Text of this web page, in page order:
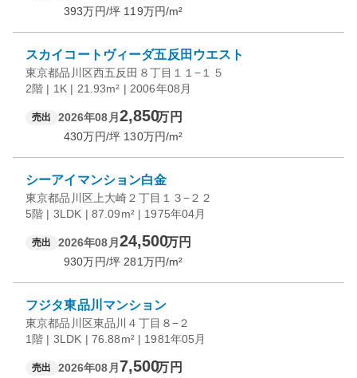
393万円/坪 119万円/m²
スカイコートヴィーダ五反田ウエスト
東京都品川区西五反田８丁目１１−１５
2階 | 1K | 21.93m² | 2006年08月
売出 2026年08月 2,850万円
430万円/坪 130万円/m²
シーアイマンション白金
東京都品川区上大崎２丁目１３−２２
5階 | 3LDK | 87.09m² | 1975年04月
売出 2026年08月 24,500万円
930万円/坪 281万円/m²
フジタ東品川マンション
東京都品川区東品川４丁目８−２
1階 | 3LDK | 76.88m² | 1981年05月
売出 2026年08月 7,500万円